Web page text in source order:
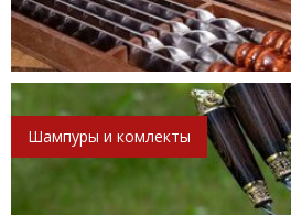
Шампуры и комлекты